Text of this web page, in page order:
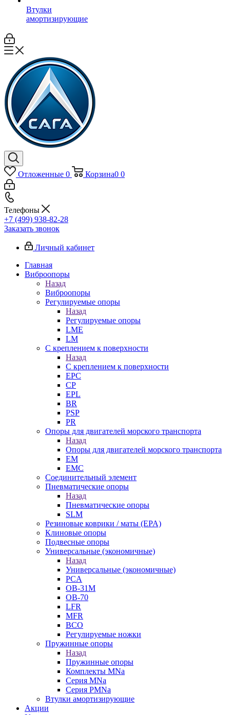
Втулки
амортизирующие
Отложенные 0 Корзина0 0
Телефоны
+7 (499) 938-82-28
Заказать звонок
Личный кабинет
Главная
Виброопоры
Назад
Виброопоры
Регулируемые опоры
Назад
Регулируемые опоры
LME
LM
С креплением к поверхности
Назад
С креплением к поверхности
EPC
CP
EPL
BR
PSP
PR
Опоры для двигателей морского транспорта
Назад
Опоры для двигателей морского транспорта
EM
EMC
Cоединительный элемент
Пневматические опоры
Назад
Пневматические опоры
SLM
Резиновые коврики / маты (EPA)
Клиновые опоры
Подвесные опоры
Универсальные (экономичные)
Назад
Универсальные (экономичные)
PCA
ОВ-31М
OB-70
LFR
MFR
ВСО
Регулируемые ножки
Пружинные опоры
Назад
Пружинные опоры
Комплекты MNa
Серия MNa
Серия PMNa
Втулки амортизирующие
Акции